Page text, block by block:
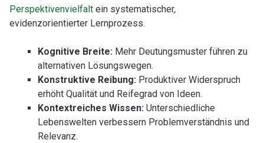
Perspektivenvielfaltein systematischer,
evidenzorientierter Lernprozess.
Kognitive Breite: Mehr Deutungsmuster führen zu
alternativen Lösungswegen.
Konstruktive Reibung: Produktiver Widerspruch
erhöht Qualität und Reifegrad von Ideen.
Kontextreiches Wissen: Unterschiedliche
Lebenswelten verbessern Problemverständnis und
Relevanz.